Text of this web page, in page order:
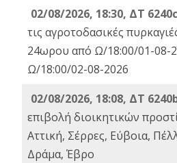
02/08/2026, 18:30, ΔΤ
τις αγροτοδασικές
24ωρου από Ω/18:00/01-08-
Ω/18:00/02-08-2026
02/08/2026, 18:08, ΔΤ
επιβολή διοικητικών
Αττική, Σέρρες, Εύβοια,
Δράμα, Έβρο